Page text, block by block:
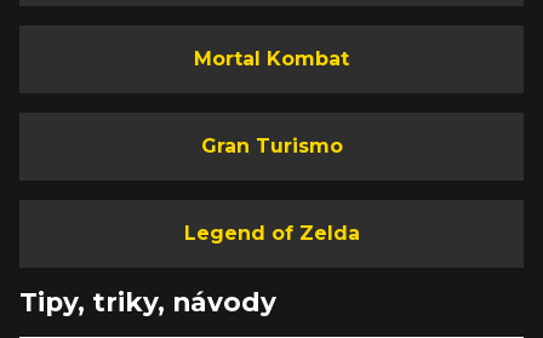
Mortal Kombat
Gran Turismo
Legend of Zelda
Tipy, triky, návody